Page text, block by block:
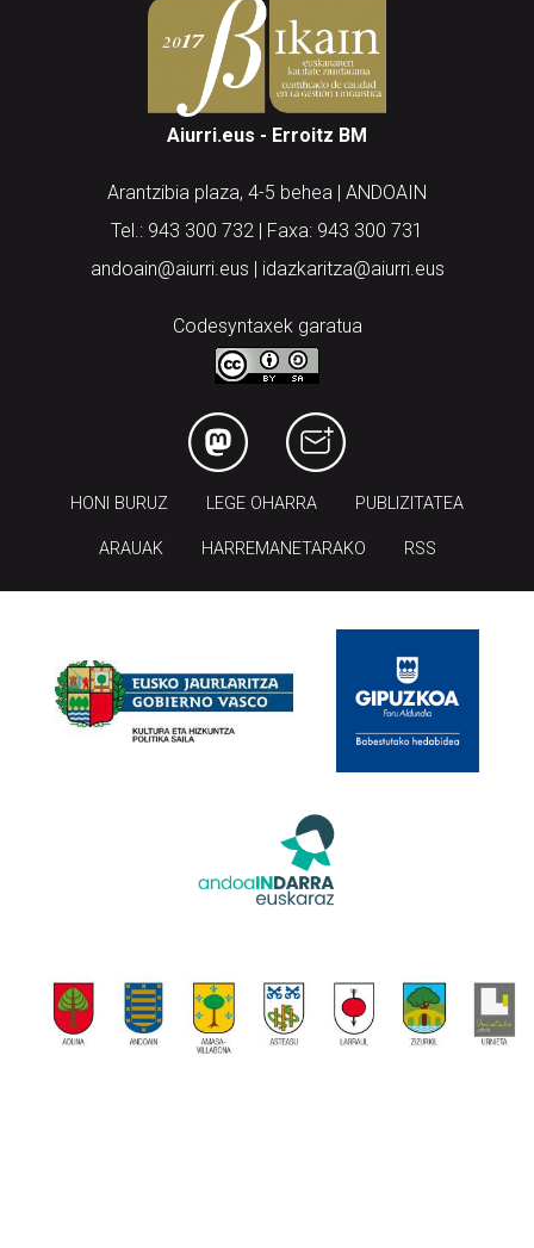
Aiurri.eus - Erroitz BM
Arantzibia plaza, 4-5 behea | ANDOAIN
Tel.: 943 300 732 | Faxa: 943 300 731
andoain@aiurri.eus | idazkaritza@aiurri.eus
Codesyntaxek garatua
HONI BURUZ LEGE OHARRA PUBLIZITATEA
ARAUAK HARREMANETARAKO RSS